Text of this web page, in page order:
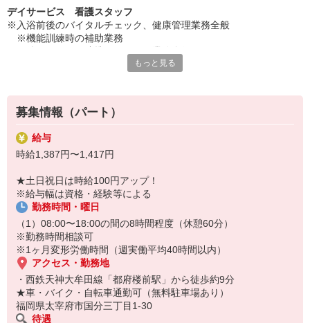
・子育て支援の福利厚生制度あり！子育てと仕事の両立を応援◎
・スタッフ何でも相談窓口やライフキャリア相談など、各相談窓
口あり
◇頑張った分、スタッフに還元！
・パートは特別手当の支給あり
デイサービス 看護スタッフ
※入浴前後のバイタルチェック、健康管理業務全般
※機能訓練時の補助業務
★＼サービス・職種の魅力／
デイサービスでお客様の生活に寄り添い、ゆっくりと時間をかけな
がら信頼関係を築くことができること、他業種との協力や連携を図
りながら支援していけることも魅力です。お客様から感謝の言葉を
直接いただけることがやりがいにもつながります。日勤の勤務でワ
もっと見る
募集情報（パート）
給与
時給1,387円〜1,417円
★土日祝日は時給100円アップ！
※給与幅は資格・経験等による
勤務時間・曜日
（1）08:00〜18:00の間の8時間程度（休憩60分）
※勤務時間相談可
※1ヶ月変形労働時間（週実働平均40時間以内）
アクセス・勤務地
・西鉄天神大牟田線「都府楼前駅」から徒歩約9分
★車・バイク・自転車通勤可（無料駐車場あり）
福岡県太宰府市国分三丁目1-30
待遇